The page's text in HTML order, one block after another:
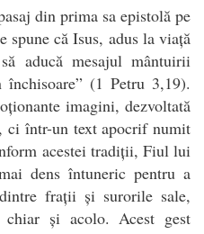
din prima sa epistolă pe
spune că Isus, adus la viață
aducă mesajul mântuirii
(1 Petru 3,19).
imagini, dezvoltată
ci într-un text apocrif numit
acestei tradiții, Fiul lui
dens întuneric pentru a
frații și surorile sale,
și acolo. Acest gest